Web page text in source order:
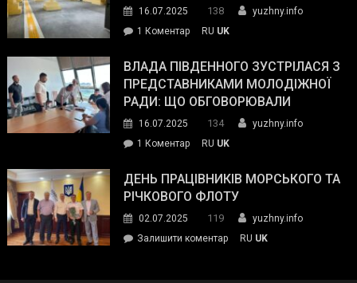
спільний
окупанти.
Маємо
діяти
команда
пожежу
у
16.07.2025 138
yuzhny.info
1 Коментардо
Південного
провів
інспекцію
укриття
RU UK
ВЛАДА ПІВДЕННОГО ЗУСТРІЛАСЯ З
ПРЕДСТАВНИКАМИ МОЛОДІЖНОЇ
РАДИ: ЩО ОБГОВОРЮВАЛИ
16.07.2025 134
yuzhny.info
1 Коментардо
Південного
зустрілася
представниками
молодіжної
RU UK
ДЕНЬ ПРАЦІВНИКІВ МОРСЬКОГО ТА
РІЧКОВОГО ФЛОТУ
02.07.2025 119
yuzhny.info
Залишити коментарon
RU UK